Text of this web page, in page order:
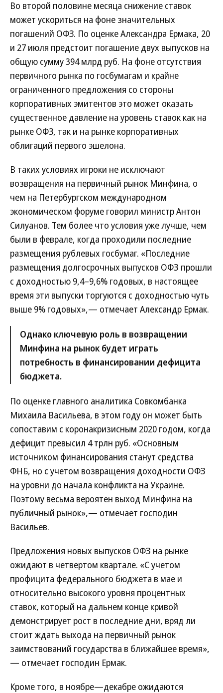
Во второй половине месяца снижение ставок
может ускориться на фоне значительных
погашений ОФЗ. По оценке Александра Ермака, 20
и 27 июля предстоит погашение двух выпусков на
общую сумму 394 млрд руб. На фоне отсутствия
первичного рынка по госбумагам и крайне
ограниченного предложения со стороны
корпоративных эмитентов это может оказать
существенное давление на уровень ставок как на
рынке ОФЗ, так и на рынке корпоративных
облигаций первого эшелона.
В таких условиях игроки не исключают
возвращения на первичный рынок Минфина, о
чем на Петербургском международном
экономическом форуме говорил министр Антон
Силуанов. Тем более что условия уже лучше, чем
были в феврале, когда проходили последние
размещения рублевых госбумаг. «Последние
размещения долгосрочных выпусков ОФЗ прошли
с доходностью 9,4–9,6% годовых, в настоящее
время эти выпуски торгуются с доходностью чуть
выше 9% годовых»,— отмечает Александр Ермак.
Однако ключевую роль в возвращении
Минфина на рынок будет играть
потребность в финансировании дефицита
бюджета.
По оценке главного аналитика Совкомбанка
Михаила Васильева, в этом году он может быть
сопоставим с коронакризисным 2020 годом, когда
дефицит превысил 4 трлн руб. «Основным
источником финансирования станут средства
ФНБ, но с учетом возвращения доходности ОФЗ
на уровни до начала конфликта на Украине.
Поэтому весьма вероятен выход Минфина на
публичный рынок»,— отмечает господин
Васильев.
Предложения новых выпусков ОФЗ на рынке
ожидают в четвертом квартале. «С учетом
профицита федерального бюджета в мае и
относительно высокого уровня процентных
ставок, который на дальнем конце кривой
демонстрирует рост в последние дни, вряд ли
стоит ждать выхода на первичный рынок
заимствований государства в ближайшее время»,
— отмечает господин Ермак.
Кроме того, в ноябре—декабре ожидаются